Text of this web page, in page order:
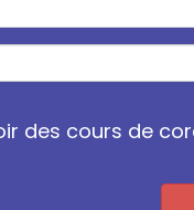
des cours de